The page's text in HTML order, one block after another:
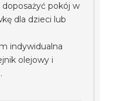
pokój w
dla dzieci lub
indywidualna
olejowy i